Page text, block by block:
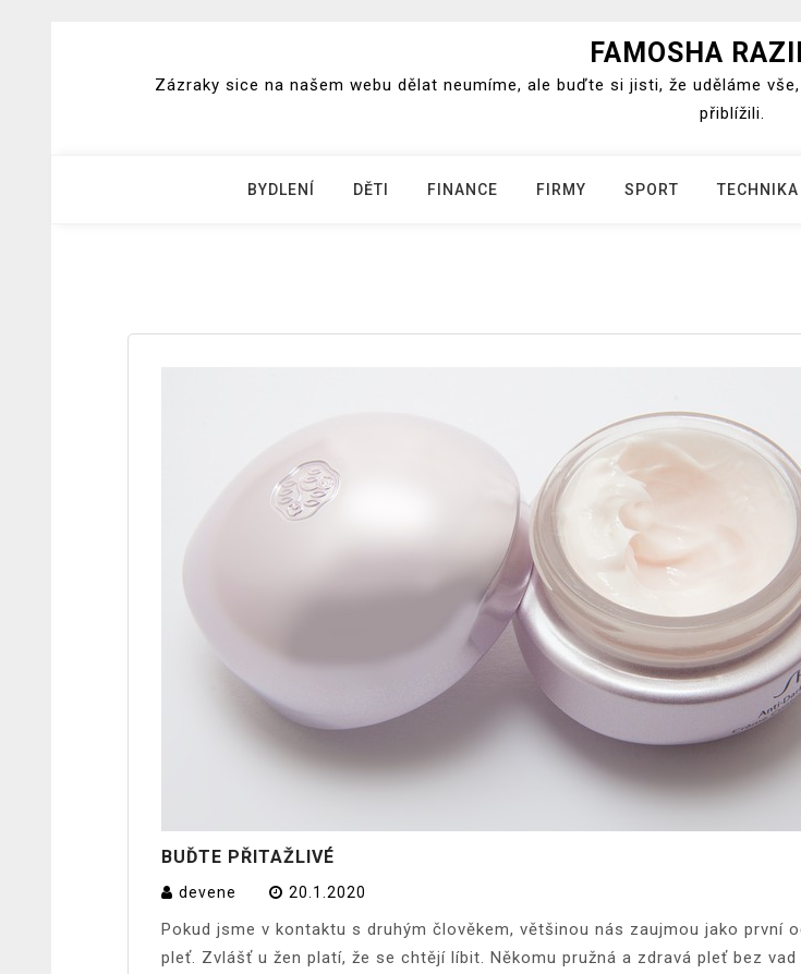
FAMOSHA
Zázraky sice na našem webu dělat neumíme, ale buďte si jisti, že uděláme
přiblížili.
BYDLENÍ DĚTI FINANCE FIRMY SPORT TECHNIKA
BUĎTE PŘITAŽLIVÉ
devene 20.1.2020
Pokud jsme v kontaktu s druhým člověkem, většinou nás zaujmou jako první
pleť. Zvlášť u žen platí, že se chtějí líbit. Někomu pružná a zdravá pleť bez vad